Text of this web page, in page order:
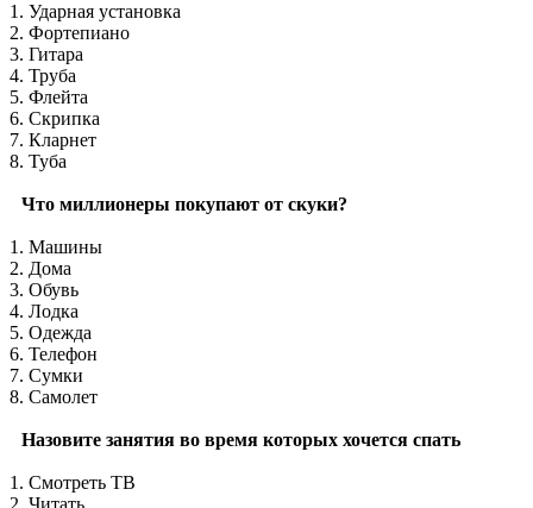
1. Ударная установка
2. Фортепиано
3. Гитара
4. Труба
5. Флейта
6. Скрипка
7. Кларнет
8. Туба
Что миллионеры покупают от скуки?
1. Машины
2. Дома
3. Обувь
4. Лодка
5. Одежда
6. Телефон
7. Сумки
8. Самолет
Назовите занятия во время которых хочется спать
1. Смотреть ТВ
2. Читать